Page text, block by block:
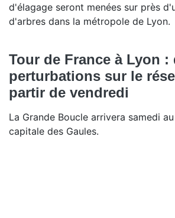
d'élagage seront menées sur près
d'arbres dans la métropole de Lyon.
Tour de France à Lyon :
perturbations sur le
partir de vendredi
La Grande Boucle arrivera samedi
capitale des Gaules.